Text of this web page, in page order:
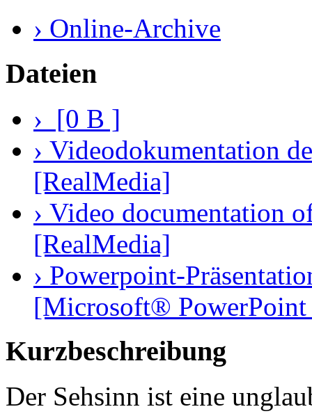
› Online-Archive
Dateien
› [0 B ]
› Videodokumentation
[RealMedia]
› Video documentation
[RealMedia]
› Powerpoint-
[Microsoft®
Kurzbeschreibung
Der Sehsinn ist eine